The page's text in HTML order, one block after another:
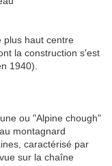
plus haut centre
la construction s'est
1940).
ou "Alpine chough"
montagnard
caractérisé par
sur la chaîne